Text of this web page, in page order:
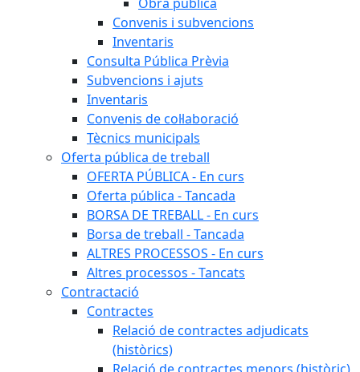
Convenis i subvencions
Inventaris
Consulta Pública Prèvia
Subvencions i ajuts
Inventaris
Convenis de col·laboració
Tècnics municipals
Oferta pública de treball
OFERTA PÚBLICA - En curs
Oferta pública - Tancada
BORSA DE TREBALL - En curs
Borsa de treball - Tancada
ALTRES PROCESSOS - En curs
Altres processos - Tancats
Contractació
Contractes
Relació de contractes adjudicats
(històrics)